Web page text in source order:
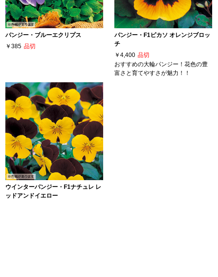
パンジー・ブルーエクリプス
￥385 品切
パンジー・F1ピカソ オレンジブロッ
チ
￥4,400 品切
おすすめの大輪パンジー！花色の豊
富さと育てやすさが魅力！！
ウインターパンジー・F1ナチュレ レ
ッドアンドイエロー